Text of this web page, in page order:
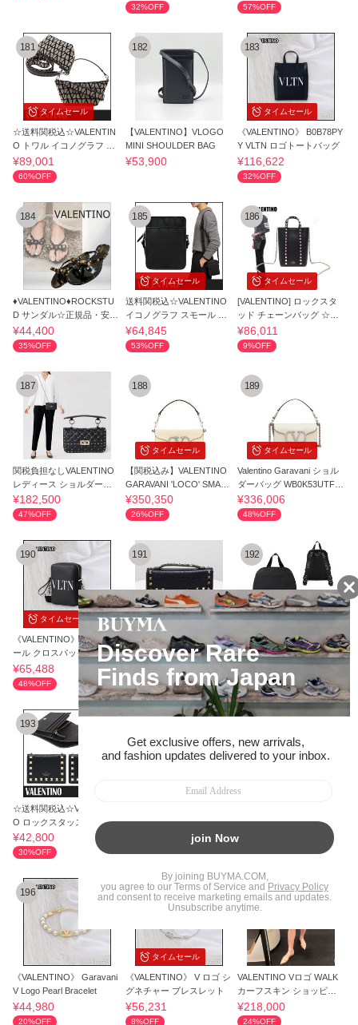
32%OFF 57%OFF
タイムセール
181
☆送料関税込☆VALENTIN
O トワル イコノグラフ シ
ョルダーバッグ
¥89,001
60%OFF
182
【VALENTINO】VLOGO
MINI SHOULDER BAG
¥53,900
タイムセール
183
《VALENTINO》 B0B78PY
Y VLTN ロゴトートバッグ
¥116,622
32%OFF
184
♦VALENTINO♦ROCKSTU
D サンダル☆正規品・安全
発送☆
¥44,400
35%OFF
タイムセール
185
送料関税込☆VALENTINO
イコノグラフ スモール シ
ョルダーバッグ
¥64,845
53%OFF
タイムセール
186
[VALENTINO] ロックスタ
ッド チェーンバッグ ☆関
税込☆
¥86,011
9%OFF
187
関税負担なしVALENTINO
レディース ショルダーバ
ッグ ポシェット
¥182,500
47%OFF
タイムセール
188
【関税込み】VALENTINO
GARAVANI 'LOCO' SMALL
SHOULDER BAG
¥350,350
26%OFF
タイムセール
189
Valentino Garavani ショル
ダーバッグ WB0K53UTF7
NX
¥336,006
48%OFF
タイムセール
190
《VALENTINO》 ロゴ スモ
ール クロスバック
¥65,488
48%OFF
タイムセール
191
★VALENTINO ROCKSTU
D CHAIN BAG チェーン シ
ョルダーバッグ
¥90,132
49%OFF
タイムセール
192
VALENTINO ヴァレンティ
ノ VLTN ナイロン バック
パック
¥110,682
42%OFF
193
☆送料関税込☆VALENTIN
O ロックスタッズ レザー
ミニウォレット
¥42,800
30%OFF
タイムセール
WL 0NI ロゴクロスバック
53%OFF
D SMALL CROSSBODY B
AG バッグ
¥110,107
49%OFF
196
《VALENTINO》 Garavani
V Logo Pearl Bracelet
¥44,980
20%OFF
タイムセール
197
《VALENTINO》 V ロゴ シ
グネチャー ブレスレット
¥56,231
8%OFF
198
VALENTINO Vロゴ WALK
カーフスキン ショッピン
グバッグ
¥218,000
24%OFF